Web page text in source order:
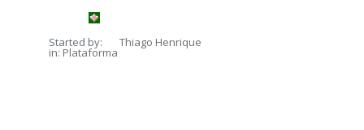
Started by: Thiago Henrique
in: Plataforma